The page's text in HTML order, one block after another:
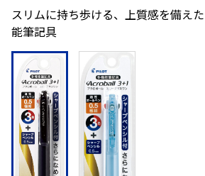
スリムに持ち歩ける、上質感を備え
能筆記具